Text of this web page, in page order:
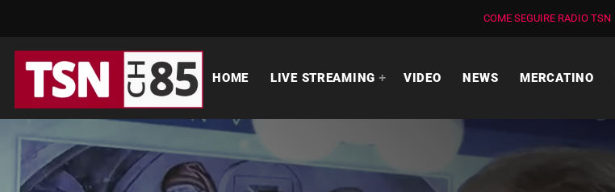
COME SEGUIRE RADIO TSN
HOME LIVE STREAMING VIDEO NEWS MERCATINO